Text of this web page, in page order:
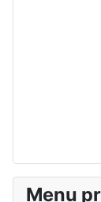
Menu